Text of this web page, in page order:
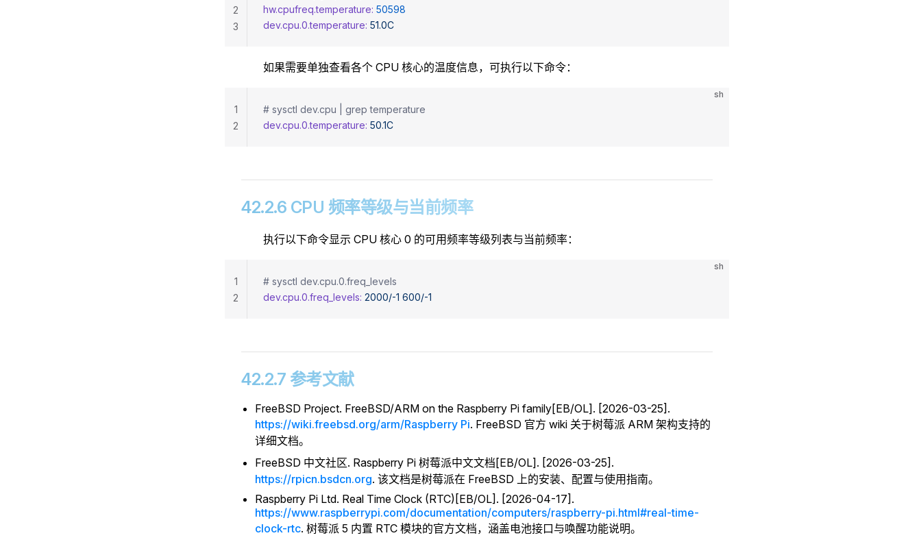
hw.cpufreq.temperature: 50598
dev.cpu.0.temperature: 51.0C
2
3
如果需要单独查看各个 CPU 核心的温度信息，可执行以下命令：
sh
# sysctl dev.cpu | grep temperature
dev.cpu.0.temperature: 50.1C
1
2
42.2.6 CPU 频率等级与当前频率
执行以下命令显示 CPU 核心 0 的可用频率等级列表与当前频率：
sh
# sysctl dev.cpu.0.freq_levels
dev.cpu.0.freq_levels: 2000/-1 600/-1
1
2
42.2.7 参考文献
FreeBSD Project. FreeBSD/ARM on the Raspberry Pi family[EB/OL]. [2026-03-25].
https://wiki.freebsd.org/arm/Raspberry Pi. FreeBSD 官方 wiki 关于树莓派 ARM 架构支持的
详细文档。
FreeBSD 中文社区. Raspberry Pi 树莓派中文文档[EB/OL]. [2026-03-25].
https://rpicn.bsdcn.org. 该文档是树莓派在 FreeBSD 上的安装、配置与使用指南。
Raspberry Pi Ltd. Real Time Clock (RTC)[EB/OL]. [2026-04-17].
https://www.raspberrypi.com/documentation/computers/raspberry-pi.html#real-time-
clock-rtc. 树莓派 5 内置 RTC 模块的官方文档，涵盖电池接口与唤醒功能说明。